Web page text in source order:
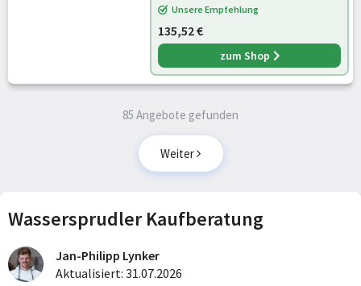
Unsere Empfehlung
135,52 €
zum Shop
85 Angebote gefunden
Weiter
Wassersprudler Kaufberatung
Jan-Philipp Lynker
Aktualisiert: 31.07.2026